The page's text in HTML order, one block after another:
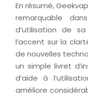
En résumé,
remarquable
d’utilisation de
l’accent sur la
de nouvelles
un simple livret
d’aide à
améliore